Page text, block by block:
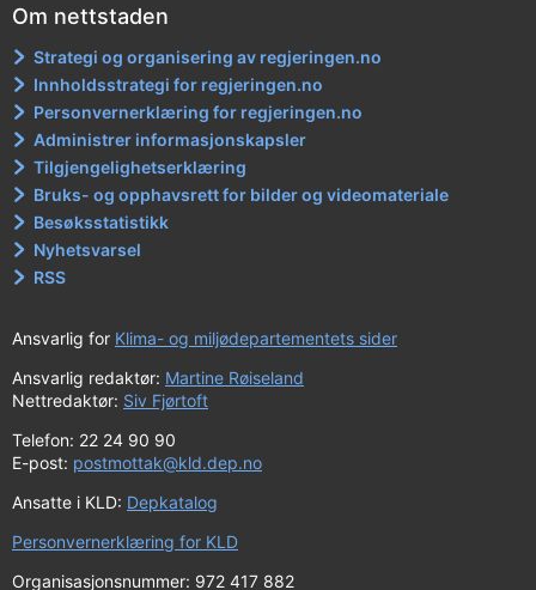
Om nettstaden
Strategi og organisering av regjeringen.no
Innholdsstrategi for regjeringen.no
Personvernerklæring for regjeringen.no
Administrer informasjonskapsler
Tilgjengelighetserklæring
Bruks- og opphavsrett for bilder og videomateriale
Besøksstatistikk
Nyhetsvarsel
RSS
Ansvarlig for Klima- og miljødepartementets sider
Ansvarlig redaktør: Martine Røiseland
Nettredaktør: Siv Fjørtoft
Telefon: 22 24 90 90
E-post: postmottak@kld.dep.no
Ansatte i KLD: Depkatalog
Personvernerklæring for KLD
Organisasjonsnummer: 972 417 882